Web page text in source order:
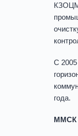
КЗОЦМ
С 2005
года.
ММСК